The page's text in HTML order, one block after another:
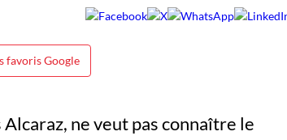
favoris Google
ne veut pas connaître le